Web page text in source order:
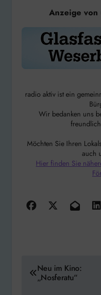
Anzeige von
radio aktiv ist ein
Wir bedanken uns
Möchten Sie Ihren
auch
Hier finden Sie
Neu im Kino:
„Nosferatu“